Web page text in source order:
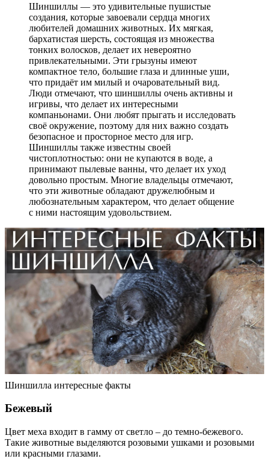
Шиншиллы — это удивительные пушистые
создания, которые завоевали сердца многих
любителей домашних животных. Их мягкая,
бархатистая шерсть, состоящая из множества
тонких волосков, делает их невероятно
привлекательными. Эти грызуны имеют
компактное тело, большие глаза и длинные уши,
что придаёт им милый и очаровательный вид.
Люди отмечают, что шиншиллы очень активны и
игривы, что делает их интересными
компаньонами. Они любят прыгать и исследовать
своё окружение, поэтому для них важно создать
безопасное и просторное место для игр.
Шиншиллы также известны своей
чистоплотностью: они не купаются в воде, а
принимают пылевые ванны, что делает их уход
довольно простым. Многие владельцы отмечают,
что эти животные обладают дружелюбным и
любознательным характером, что делает общение
с ними настоящим удовольствием.
Шиншилла интересные факты
Бежевый
Цвет меха входит в гамму от светло – до темно-бежевого.
Такие животные выделяются розовыми ушками и розовыми
или красными глазами.